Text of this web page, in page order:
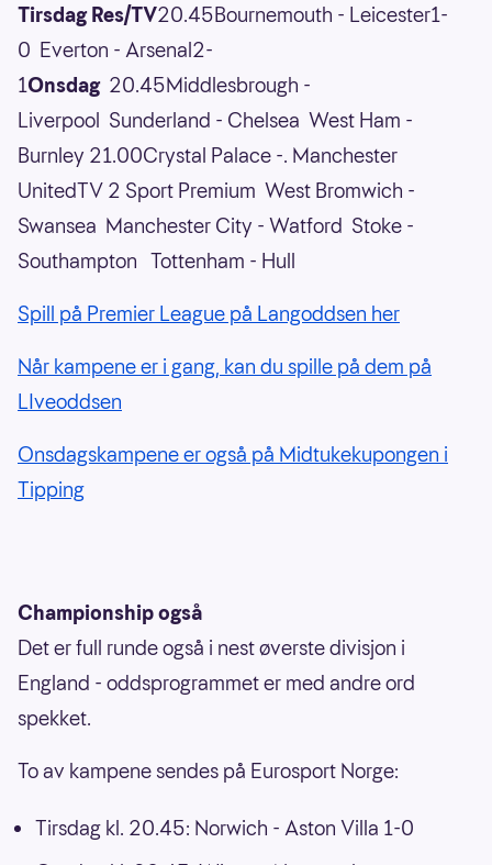
Tirsdag Res/TV20.45Bournemouth - Leicester1-
0 Everton - Arsenal2-
1Onsdag20.45Middlesbrough -
Liverpool Sunderland - Chelsea West Ham -
Burnley 21.00Crystal Palace -. Manchester
UnitedTV 2 Sport Premium West Bromwich -
Swansea Manchester City - Watford Stoke -
Southampton Tottenham - Hull
Spill på Premier League på Langoddsen her
Når kampene er i gang, kan du spille på dem på
LIveoddsen
Onsdagskampene er også på Midtukekupongen i
Tipping
Championship også
Det er full runde også i nest øverste divisjon i
England - oddsprogrammet er med andre ord
spekket.
To av kampene sendes på Eurosport Norge:
Tirsdag kl. 20.45: Norwich - Aston Villa 1-0